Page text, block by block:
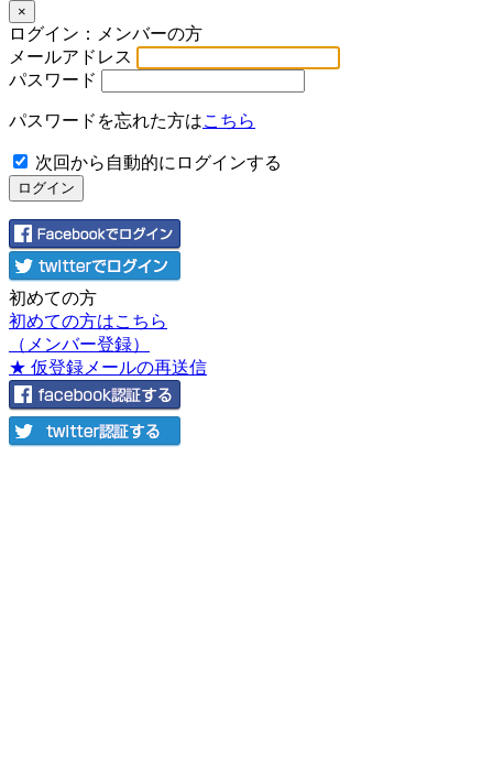
×
ログイン：メンバーの方
メールアドレス
パスワード
パスワードを忘れた方はこちら
次回から自動的にログインする
初めての方
初めての方はこちら
（メンバー登録）
★ 仮登録メールの再送信